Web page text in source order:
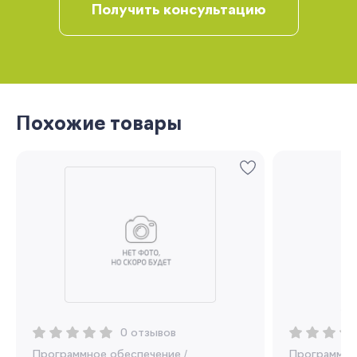
Получить консультацию
Похожие товары
0 отзывов
Запомнить меня